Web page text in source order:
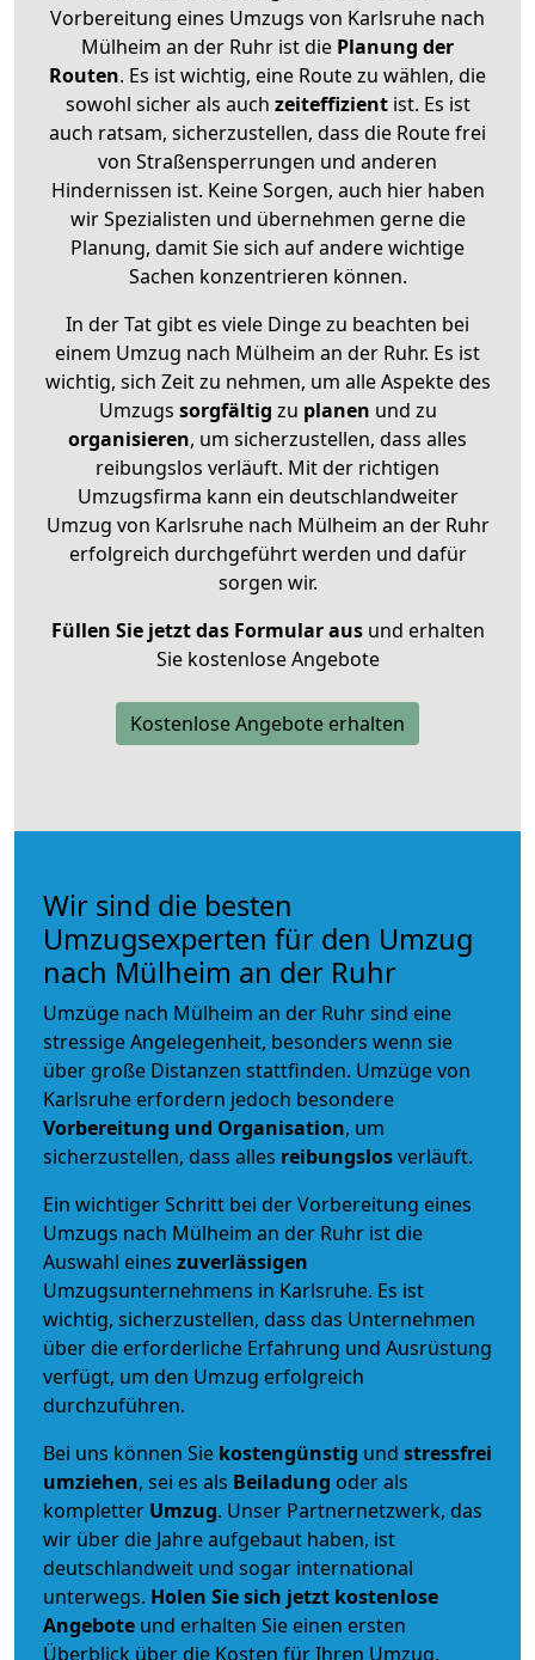
Vorbereitung eines Umzugs von Karlsruhe nach
Mülheim an der Ruhr ist die Planung der
Routen. Es ist wichtig, eine Route zu wählen, die
sowohl sicher als auch zeiteffizientist. Es ist
auch ratsam, sicherzustellen, dass die Route frei
von Straßensperrungen und anderen
Hindernissen ist. Keine Sorgen, auch hier haben
wir Spezialisten und übernehmen gerne die
Planung, damit Sie sich auf andere wichtige
Sachen konzentrieren können.
In der Tat gibt es viele Dinge zu beachten bei
einem Umzug nach Mülheim an der Ruhr. Es ist
wichtig, sich Zeit zu nehmen, um alle Aspekte des
Umzugs sorgfältig zu planen und zu
organisieren, um sicherzustellen, dass alles
reibungslos verläuft. Mit der richtigen
Umzugsfirma kann ein deutschlandweiter
Umzug von Karlsruhe nach Mülheim an der Ruhr
erfolgreich durchgeführt werden und dafür
sorgen wir.
Füllen Sie jetzt das Formular ausund erhalten
Sie kostenlose Angebote
Kostenlose Angebote erhalten
Wir sind die besten
Umzugsexperten für den Umzug
nach Mülheim an der Ruhr
Umzüge nach Mülheim an der Ruhr sind eine
stressige Angelegenheit, besonders wenn sie
über große Distanzen stattfinden. Umzüge von
Karlsruhe erfordern jedoch besondere
Vorbereitung und Organisation, um
sicherzustellen, dass alles reibungslosverläuft.
Ein wichtiger Schritt bei der Vorbereitung eines
Umzugs nach Mülheim an der Ruhr ist die
Auswahl eines zuverlässigen
Umzugsunternehmens in Karlsruhe. Es ist
wichtig, sicherzustellen, dass das Unternehmen
über die erforderliche Erfahrung und Ausrüstung
verfügt, um den Umzug erfolgreich
durchzuführen.
Bei uns können Sie kostengünstig und stressfrei
umziehen, sei es als Beiladung oder als
kompletter Umzug. Unser Partnernetzwerk, das
wir über die Jahre aufgebaut haben, ist
deutschlandweit und sogar international
unterwegs. Holen Sie sich jetzt kostenlose
Angebote und erhalten Sie einen ersten
Überblick über die Kosten für Ihren Umzug.